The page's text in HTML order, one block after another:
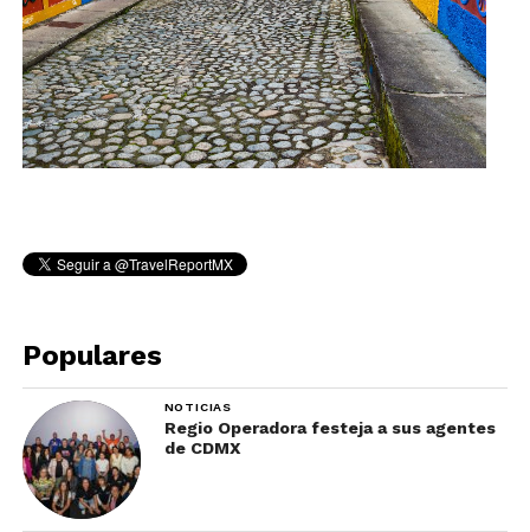
Populares
NOTICIAS
Regio Operadora festeja a sus agentes
de CDMX